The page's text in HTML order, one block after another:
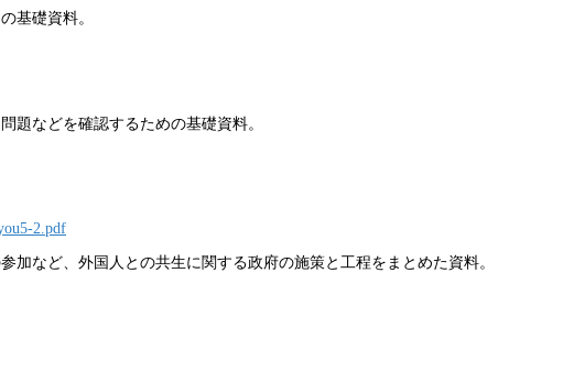
基礎資料。
題などを確認するための基礎資料。
2.pdf
加など、外国人との共生に関する政府の施策と工程をまとめた資料。